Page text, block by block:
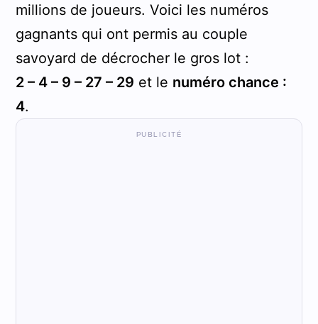
millions de joueurs. Voici les numéros
gagnants qui ont permis au couple
savoyard de décrocher le gros lot :
2 – 4 – 9 – 27 – 29 et le numéro chance :
4.